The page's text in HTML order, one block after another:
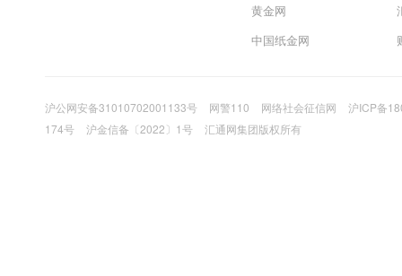
黄金网
中国纸金网
沪公网安备31010702001133号 网警110 网络社会征信网
沪ICP备
174号
沪金信备〔2022〕1号 汇通网集团版权所有